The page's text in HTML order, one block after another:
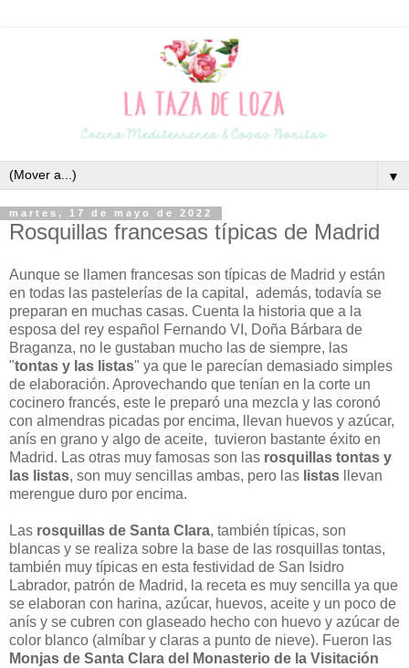
▼
martes, 17 de mayo de 2022
Rosquillas francesas típicas de Madrid
Aunque se llamen francesas son típicas de Madrid y están
en todas las pastelerías de la capital, además, todavía se
preparan en muchas casas. Cuenta la historia que a la
esposa del rey español Fernando VI, Doña Bárbara de
Braganza, no le gustaban mucho las de siempre, las
"tontas y las listas" ya que le parecían demasiado simples
de elaboración. Aprovechando que tenían en la corte un
cocinero francés, este le preparó una mezcla y las coronó
con almendras picadas por encima, llevan huevos y azúcar,
anís en grano y algo de aceite, tuvieron bastante éxito en
Madrid. Las otras muy famosas son las rosquillas tontas y
las listas, son muy sencillas ambas, pero las listas llevan
merengue duro por encima.
Las rosquillas de Santa Clara, también típicas, son
blancas y se realiza sobre la base de las rosquillas tontas,
también muy típicas en esta festividad de San Isidro
Labrador, patrón de Madrid, la receta es muy sencilla ya que
se elaboran con harina, azúcar, huevos, aceite y un poco de
anís y se cubren con glaseado hecho con huevo y azúcar de
color blanco (almíbar y claras a punto de nieve). Fueron las
Monjas de Santa Clara del Monasterio de la Visitación